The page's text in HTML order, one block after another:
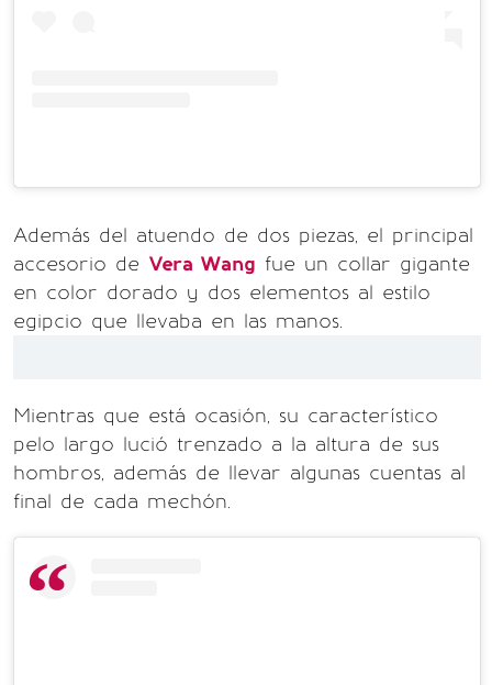
Además del atuendo de dos piezas, el principal
accesorio de Vera Wang fue un collar gigante
en color dorado y dos elementos al estilo
egipcio que llevaba en las manos.
Mientras que está ocasión, su característico
pelo largo lució trenzado a la altura de sus
hombros, además de llevar algunas cuentas al
final de cada mechón.